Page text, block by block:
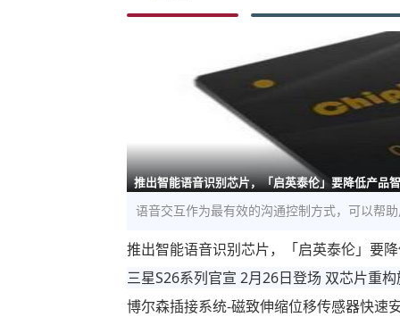
推出智能语音识别芯片，「启英泰伦」要降低产品
语音交互作为最有效的沟通控制方式，可以帮
推出智能语音识别芯片，「启英泰伦」要
三星S26系列官宣 2月26日登场 双芯片重
博尔森插接系统-磁致伸缩位移传感器快速